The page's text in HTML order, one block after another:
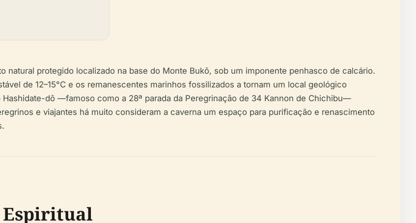
natural protegido localizado na base do Monte Bukō, sob um imponente penhasco de calcário.
de 12–15°C e os remanescentes marinhos fossilizados a tornam um local geológico
dō —famoso como a 28ª parada da Peregrinação de 34 Kannon de Chichibu—
e viajantes há muito consideram a caverna um espaço para purificação e renascimento
Espiritual